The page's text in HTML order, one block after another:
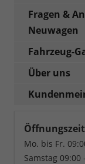
Fragen &
Neuwagen
Fahrzeug-
Über uns
Mo. bis Fr.
Samstag 09:00